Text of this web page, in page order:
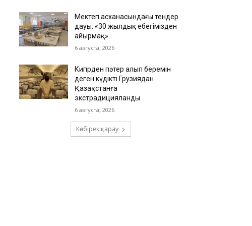
Мектеп асханасындағы тендер
дауы: «30 жылдық еңбегімізден
айырмақ»
6 августа, 2026
Кипрден пәтер алып беремін
деген күдікті Грузиядан
Қазақстанға
экстрадицияланды
6 августа, 2026
Көбірек қарау